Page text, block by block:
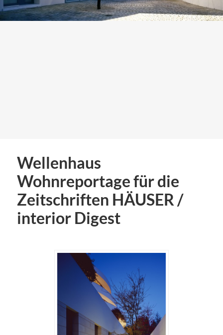
Wellenhaus
Wohnreportage für die
Zeitschriften HÄUSER /
interior Digest